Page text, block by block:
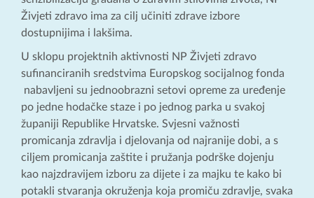
Živjeti zdravo ima za cilj učiniti zdrave izbore
dostupnijima i lakšima.
U sklopu projektnih aktivnosti NP Živjeti zdravo
sufinanciranih sredstvima Europskog socijalnog fonda
nabavljeni su jednoobrazni setovi opreme za uređenje
po jedne hodačke staze i po jednog parka u svakoj
županiji Republike Hrvatske. Svjesni važnosti
promicanja zdravlja i djelovanja od najranije dobi, a s
ciljem promicanja zaštite i pružanja podrške dojenju
kao najzdravijem izboru za dijete i za majku te kako bi
potakli stvaranja okruženja koja promiču zdravlje, svaka